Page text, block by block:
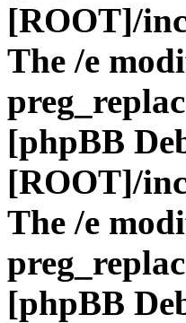
[ROOT]/
The /e
[phpBB
[ROOT]/
The /e
[phpBB